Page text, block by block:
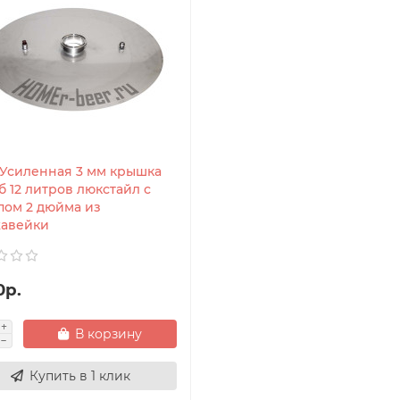
Усиленная 3 мм крышка
12 литров люкстайл с
2 дюйма из
В корзину
Купить в 1 клик